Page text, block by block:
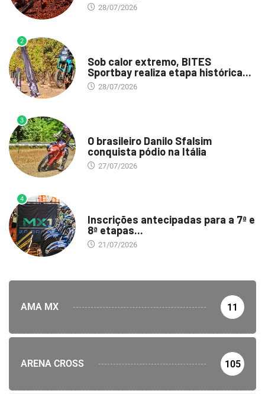
28/07/2026
2
Sob calor extremo, BITES
Sportbay realiza etapa histórica...
28/07/2026
3
O brasileiro Danilo Sfalsim
conquista pódio na Itália
27/07/2026
4
Inscrições antecipadas para a 7ª e
8ª etapas...
21/07/2026
AMA MX 11
ARENA CROSS 105